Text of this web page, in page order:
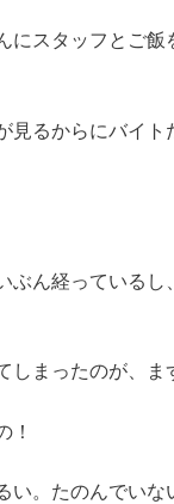
にスタッフとご飯
見るからにバイト
ぶん経っているし
しまったのが、ま
！
い。たのんでいな